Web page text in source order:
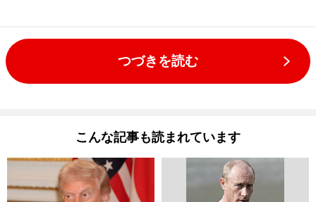
つづきを読む
こんな記事も読まれています